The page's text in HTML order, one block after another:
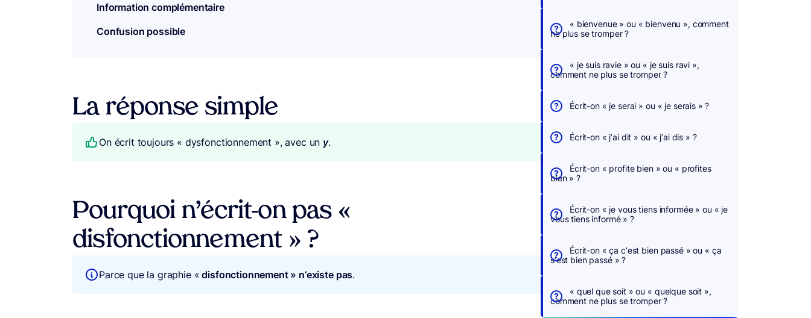
Information complémentaire
Confusion possible
La réponse simple
On écrit toujours « dysfonctionnement », avec un y.
Pourquoi n’écrit-on pas «
disfonctionnement » ?
Parce que la graphie « disfonctionnement » n’existe pas.
« bienvenue » ou « bienvenu », comment
ne plus se tromper ?
« je suis ravie » ou « je suis ravi »,
comment ne plus se tromper ?
Écrit-on « je serai » ou « je serais » ?
Écrit-on « j’ai dit » ou « j’ai dis » ?
Écrit-on « profite bien » ou « profites
bien » ?
Écrit-on « je vous tiens informée » ou « je
vous tiens informé » ?
Écrit-on « ça c’est bien passé » ou « ça
s’est bien passé » ?
« quel que soit » ou « quelque soit »,
comment ne plus se tromper ?